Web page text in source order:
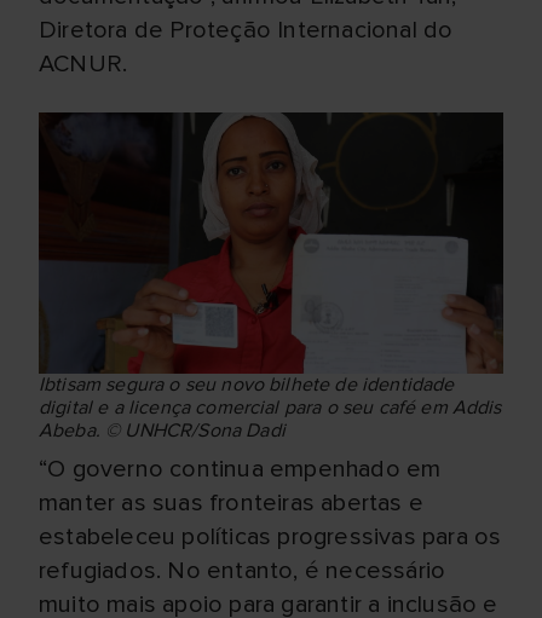
Diretora de Proteção Internacional do
ACNUR.
Ibtisam segura o seu novo bilhete de identidade
digital e a licença comercial para o seu café em Addis
Abeba. © UNHCR/Sona Dadi
“O governo continua empenhado em
manter as suas fronteiras abertas e
estabeleceu políticas progressivas para os
refugiados. No entanto, é necessário
muito mais apoio para garantir a inclusão e